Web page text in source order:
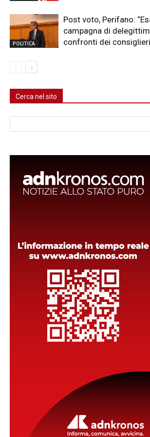
POLITICA
Post voto, Perifano:
campagna di
confronti dei consiglieri
Cerca nel sito